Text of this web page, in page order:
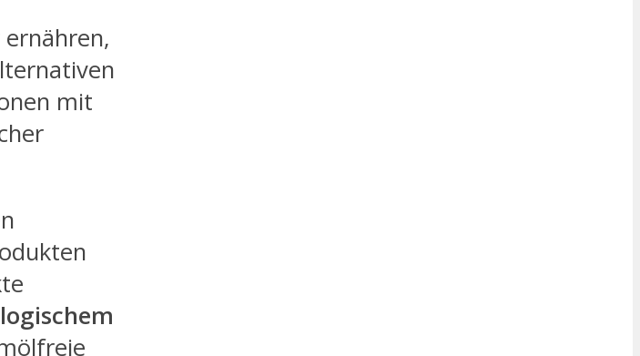
mit